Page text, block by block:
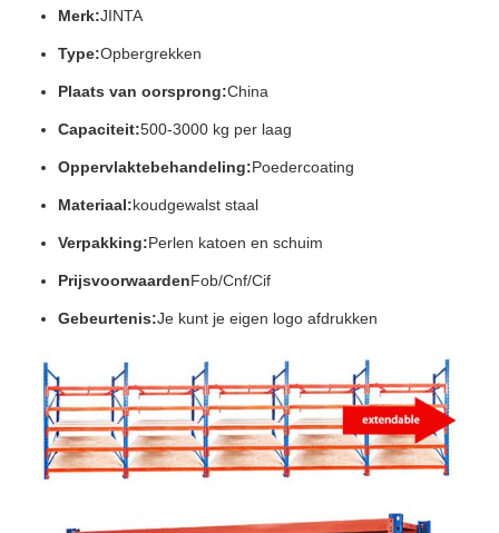
Merk:JINTA
Type:Opbergrekken
Plaats van oorsprong:China
Capaciteit:500-3000 kg per laag
Oppervlaktebehandeling:Poedercoating
Materiaal:koudgewalst staal
Verpakking:Perlen katoen en schuim
PrijsvoorwaardenFob/Cnf/Cif
Gebeurtenis:Je kunt je eigen logo afdrukken